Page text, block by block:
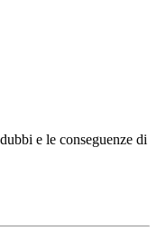
e le conseguenze di